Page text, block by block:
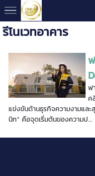
รีโนเวทอาคาร
ฟ
ค
แข่งขันด้านธุรกิจความงามแล
นิก” คือจุดเริ่มต้นของความป...